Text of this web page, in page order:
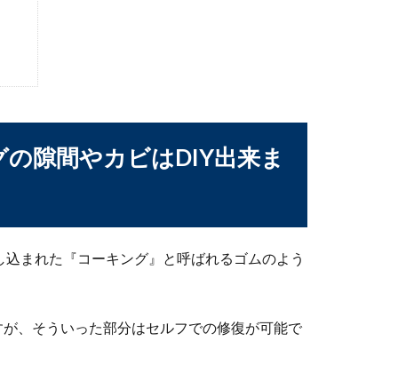
てはいけない訳と正しい保管方法
人ならいつの間にかたくさんの本に囲まれてしまっていません
の強度とは？特徴や使い方を紹介します
隙間やカビはDIY出来ま
まれた『コーキング』と呼ばれるゴムのよう
、そういった部分はセルフでの修復が可能で